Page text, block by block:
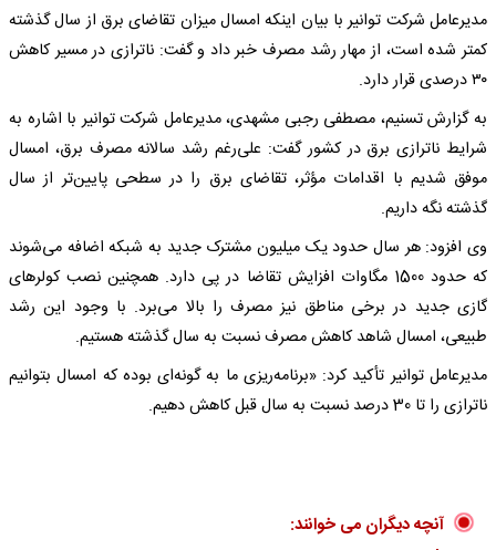
مدیرعامل شرکت توانیر با بیان اینکه امسال میزان تقاضای برق از سال گذشته
کمتر شده است، از مهار رشد مصرف خبر داد و گفت: ناترازی در مسیر کاهش
۳۰ درصدی قرار دارد.
به گزارش تسنیم، مصطفی رجبی مشهدی، مدیرعامل شرکت توانیر با اشاره به
شرایط ناترازی برق در کشور گفت: علی‌رغم رشد سالانه مصرف برق، امسال
موفق شدیم با اقدامات مؤثر، تقاضای برق را در سطحی پایین‌تر از سال
گذشته نگه داریم.
وی افزود: هر سال حدود یک میلیون مشترک جدید به شبکه اضافه می‌شوند
که حدود 1500 مگاوات افزایش تقاضا در پی دارد. همچنین نصب کولرهای
گازی جدید در برخی مناطق نیز مصرف را بالا می‌برد. با وجود این رشد
طبیعی، امسال شاهد کاهش مصرف نسبت به سال گذشته هستیم.
مدیرعامل توانیر تأکید کرد: «برنامه‌ریزی ما به گونه‌ای بوده که امسال بتوانیم
ناترازی را تا 30 درصد نسبت به سال قبل کاهش دهیم.
آنچه دیگران می خوانند: